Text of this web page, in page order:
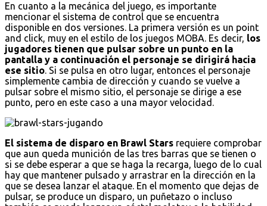
En cuanto a la mecánica del juego, es importante
mencionar el sistema de control que se encuentra
disponible en dos versiones. La primera versión es un point
and click, muy en el estilo de los juegos MOBA. Es decir, los
jugadores tienen que pulsar sobre un punto en la
pantalla y a continuación el personaje se dirigirá hacia
ese sitio. Si se pulsa en otro lugar, entonces el personaje
simplemente cambia de dirección y cuando se vuelve a
pulsar sobre el mismo sitio, el personaje se dirige a ese
punto, pero en este caso a una mayor velocidad.
El sistema de disparo en Brawl Stars requiere comprobar
que aun queda munición de las tres barras que se tienen o
si se debe esperar a que se haga la recarga, luego de lo cual
hay que mantener pulsado y arrastrar en la dirección en la
que se desea lanzar el ataque. En el momento que dejas de
pulsar, se produce un disparo, un puñetazo o incluso